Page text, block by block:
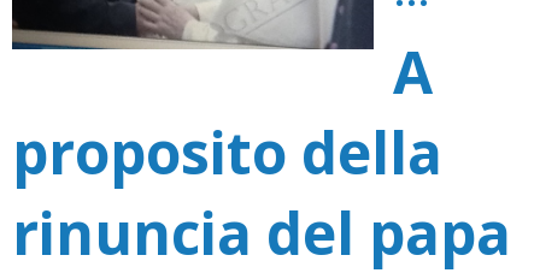
A
proposito della
rinuncia del papa